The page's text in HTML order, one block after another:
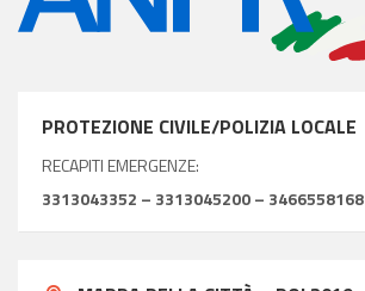
PROTEZIONE CIVILE/POLIZIA LOCALE
RECAPITI EMERGENZE:
3313043352 – 3313045200 – 3466558168